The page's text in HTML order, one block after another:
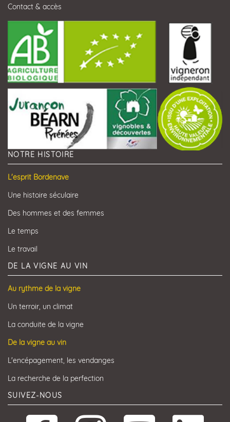
Contact & accès
NOTRE HISTOIRE
L'esprit Bordenave
Une histoire séculaire
Des hommes et des femmes
Le temps
Le travail
DE LA VIGNE AU VIN
Au rythme de la vigne
Un terroir, un climat
La conduite de la vigne
De la vigne au vin
L'encépagement, les vendanges
La recherche de la perfection
SUIVEZ-NOUS